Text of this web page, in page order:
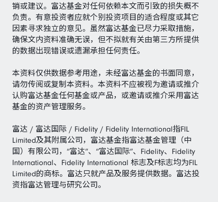
销或建议。富达基金对任何依赖本文而引致的损失概不
负责。有意投资者应就个别投资项目的适合程度或其它
因素寻求独立的意见。虽然富达基金已尽力采取措施，
确保文内资料准确无误，但不拟就有关由第三方所提供
的数据出现错误或遗漏承担任何责任。
本资料仅供数据参考用途，未经富达基金的书面同意，
请勿传阅或复制本资料。本资料不应被视为邀请或推介
认购富达基金任何基金或产品，或邀请或推介采用富达
基金的资产管理服务。
富达 / 富达国际 / Fidelity / Fidelity International指FIL
Limited及其附属公司，富达基金指富达基金管理（中
国）有限公司，“富达”、“富达国际”、Fidelity、Fidelity
International、Fidelity International 标志及F标志均为FIL
Limited的商标。富达只就产品及服务提供数据。富达投
资指富达管理与研究公司。